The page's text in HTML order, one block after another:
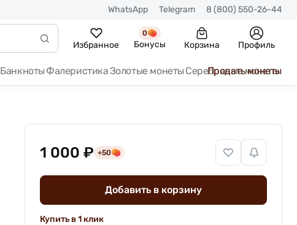
WhatsApp Telegram 8 (800) 550-26-44
Избранное
0
Бонусы Корзина Профиль
Банкноты ФалеристикаЗолотые монеты Серебряные монеты
Продать монеты
1 000 ₽ +50
Добавить в корзину
Купить в 1 клик